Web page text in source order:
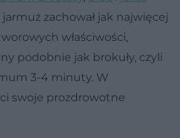
jarmuż zachował jak najwięcej
właściwości,
podobnie jak brokuły, czyli
3-4 minuty. W
swoje prozdrowotne